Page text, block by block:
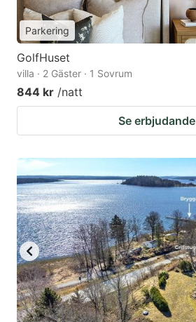
Parkering
GolfHuset
villa · 2 Gäster · 1 Sovrum
844 kr /natt
Se erbjudande